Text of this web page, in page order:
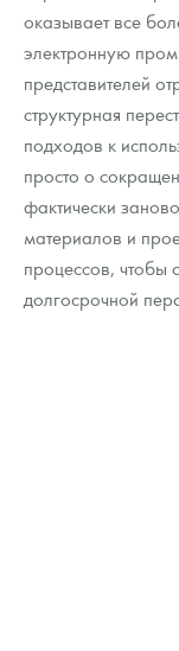
Русская нумизматика
Золотая карманная
Наборы подарочных
Книги по нумизматике
оказывает все
электронную
представителей
структурная
подходов к
просто о
фактически
материалов и
процессов, чтобы
долгосрочной